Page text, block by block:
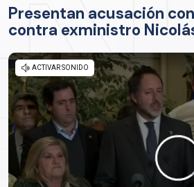
Presentan acusación
contra exministro